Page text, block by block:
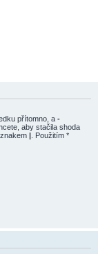
přítomno, a -
aby stačila shoda
| . Použitím *